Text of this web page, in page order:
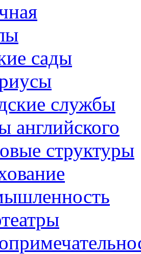
сады
службы
английского
структуры